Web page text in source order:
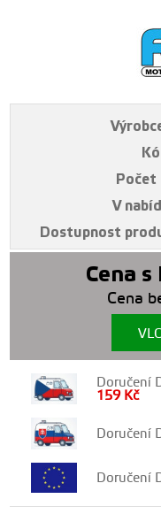
Počet
V
Dostupnost
Cena s
Cena
Doručení
159 Kč
Doručení
Doručení